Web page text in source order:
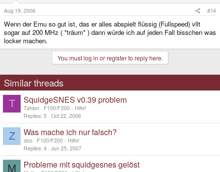
Aug 19, 2006 #14
Wenn der Emu so gut ist, das er alles abspielt flüssig (Fullspeed) vllt
sogar auf 200 MHz ( *träum* ) dann würde ich auf jeden Fall bisschen was
locker machen.
You must log in or register to reply here.
Similar threads
T SquidgeSNES v0.39 problem
Tahlon
F100/F200 - Hilfe!
Replies 5 Oct 22, 2006
Z Was mache ich nur falsch?
zico
F100/F200 - Hilfe!
Replies 4 Jun 25, 2007
M Probleme mit squidgesnes gelöst